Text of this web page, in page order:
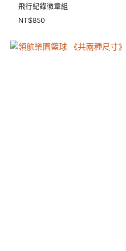
飛行紀錄徽章組
NT$850